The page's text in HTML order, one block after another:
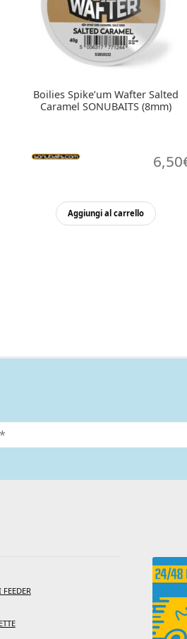
Boilies Spike’um Wafter Salted
Caramel SONUBAITS (8mm)
6,50
Aggiungi al carrello
FEEDER